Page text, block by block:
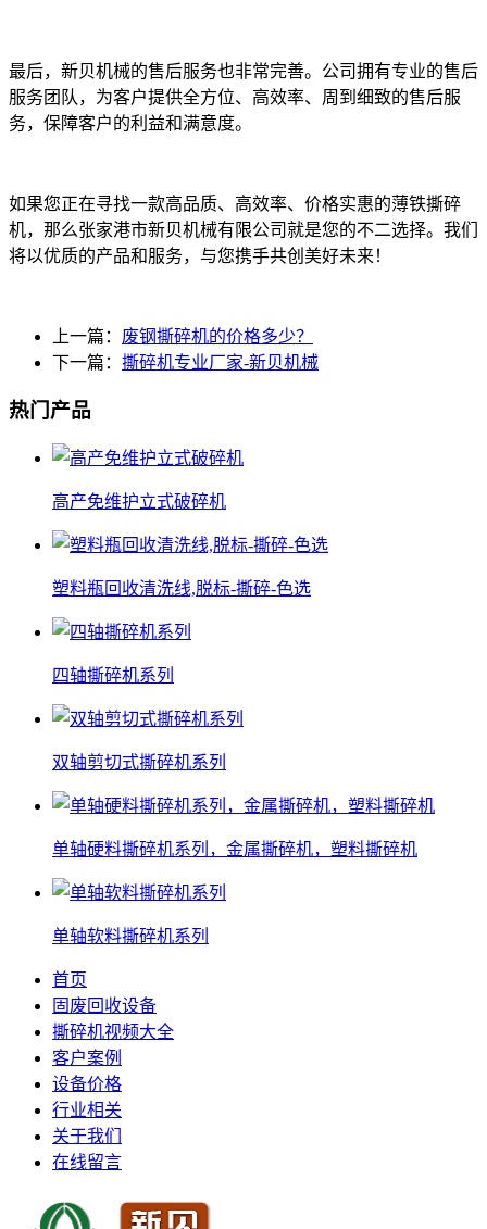
最后，新贝机械的售后服务也非常完善。公司拥有专业的售后
服务团队，为客户提供全方位、高效率、周到细致的售后服
务，保障客户的利益和满意度。
如果您正在寻找一款高品质、高效率、价格实惠的薄铁撕碎
机，那么张家港市新贝机械有限公司就是您的不二选择。我们
将以优质的产品和服务，与您携手共创美好未来！
上一篇： 废钢撕碎机的价格多少？
下一篇： 撕碎机专业厂家-新贝机械
热门产品
高产免维护立式破碎机
塑料瓶回收清洗线,脱标-撕碎-色选
四轴撕碎机系列
双轴剪切式撕碎机系列
单轴硬料撕碎机系列，金属撕碎机，塑料撕碎机
单轴软料撕碎机系列
首页
固废回收设备
撕碎机视频大全
客户案例
设备价格
行业相关
关于我们
在线留言